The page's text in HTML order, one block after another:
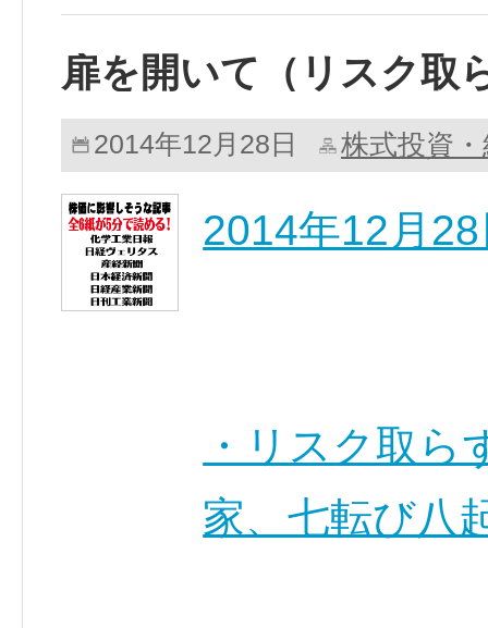
扉を開いて（リスク取
2014年12月28日 株式投資
2014年12月
・リスク取ら
家、七転び八